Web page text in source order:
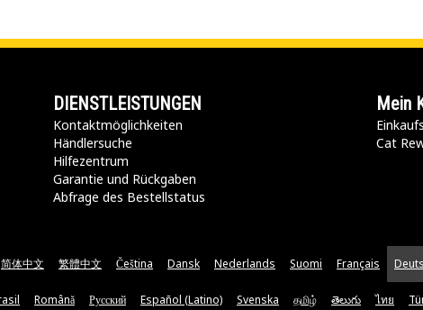
DIENSTLEISTUNGEN
Kontaktmöglichkeiten​
Händlersuche
Hilfezentrum
Garantie und Rückgaben
Abfrage des Bestellstatus
Mein
Cat
简体中文 繁體中文 Čeština Dansk Nederlands Suomi Français
Română Русский Español (Latino) Svenska தமிழ் తెలుగు ไทย